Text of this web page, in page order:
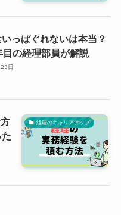
っぱぐれないは本当？
目の経理部員が解説
日
経理のキャリアアップ